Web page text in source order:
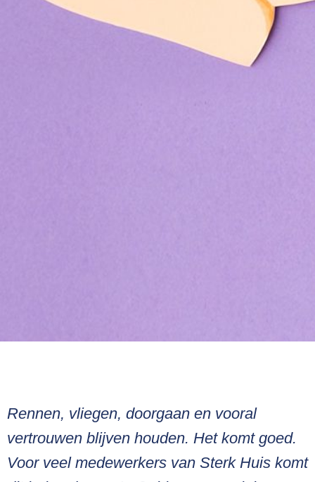
Rennen, vliegen, doorgaan en vooral
vertrouwen blijven houden. Het komt goed.
Voor veel medewerkers van Sterk Huis komt